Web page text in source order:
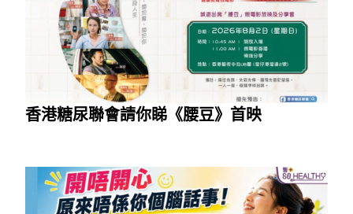
香港糖尿聯會請你睇《腰豆》首映